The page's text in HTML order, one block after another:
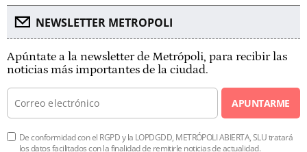
NEWSLETTER METROPOLI
Apúntate a la newsletter de Metrópoli, para recibir las
noticias más importantes de la ciudad.
APUNTARME
De conformidad con el RGPD y la LOPDGDD, METRÓPOLI ABIERTA, SLU tratará
los datos facilitados con la finalidad de remitirle noticias de actualidad.